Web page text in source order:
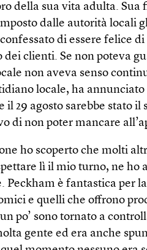
della sua vita adulta. Sua
dalle autorità locali
di essere felice
dei clienti. Se non poteva
non aveva senso
locale, ha annunciato
il 29 agosto sarebbe stato
di non poter mancare
ho scoperto che molti
lì il mio turno, ne ho
Peckham è fantastica per
e quelli che offrono
po’ sono tornato a
gente ed era anche